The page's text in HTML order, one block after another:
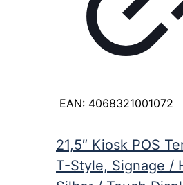
EAN: 4068321001072
21,5″ Kiosk POS
T-Style, Signage /